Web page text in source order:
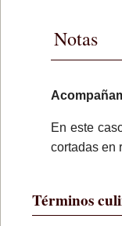
Notas
En este
cortadas en
Términos